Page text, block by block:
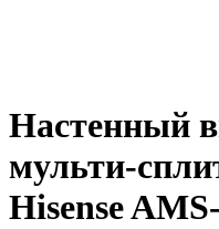
Настенный
мульти-
Hisense